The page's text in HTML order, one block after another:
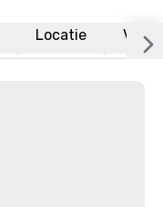
Locatie